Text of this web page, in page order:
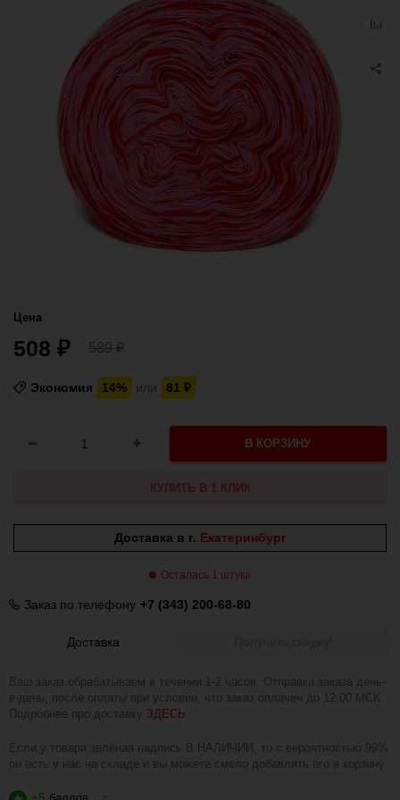
Цена
508 ₽ 589₽
Экономия 14% или 81 ₽
В КОРЗИНУ
КУПИТЬ В 1 КЛИК
Доставка в г. Екатеринбург
Осталась 1 штука
Заказ по телефону +7 (343) 200-68-80
Доставка
Ваш заказ обрабатываем в течении 1-2 часов. Отправка заказа день-
в-день, после оплаты при условии, что заказ оплачен до 12:00 МСК.
Подробнее про доставку ЗДЕСЬ
Если у товара зелёная надпись В НАЛИЧИИ, то с вероятностью 99%
он есть у нас на складе и вы можете смело добавлять его в корзину.